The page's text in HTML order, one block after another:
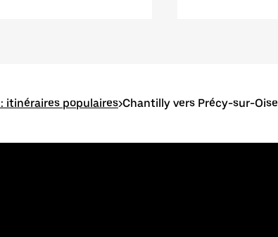
itinéraires populaires>Chantilly vers Précy-sur-Oise